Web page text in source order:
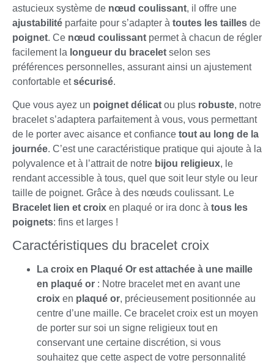
astucieux système de nœud coulissant, il offre une
ajustabilité parfaite pour s’adapter à toutes les tailles de
poignet. Ce nœud coulissant permet à chacun de régler
facilement la longueur du bracelet selon ses
préférences personnelles, assurant ainsi un ajustement
confortable etsécurisé.
Que vous ayez un poignet délicat ou plus robuste, notre
bracelet s’adaptera parfaitement à vous, vous permettant
de le porter avec aisance et confiance tout au long de la
journée. C’est une caractéristique pratique qui ajoute à la
polyvalence et à l’attrait de notre bijou religieux, le
rendant accessible à tous, quel que soit leur style ou leur
taille de poignet. Grâce à des nœuds coulissant. Le
Bracelet lien et croix en plaqué or ira donc à tous les
poignets: fins et larges !
Caractéristiques du bracelet croix
La croix en Plaqué Or est attachée à une maille
en plaqué or : Notre bracelet met en avant une
croix en plaqué or, précieusement positionnée au
centre d’une maille. Ce bracelet croix est un moyen
de porter sur soi un signe religieux tout en
conservant une certaine discrétion, si vous
souhaitez que cette aspect de votre personnalité